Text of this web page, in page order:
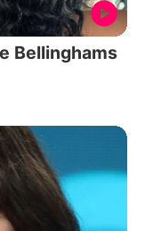
Bellinghams